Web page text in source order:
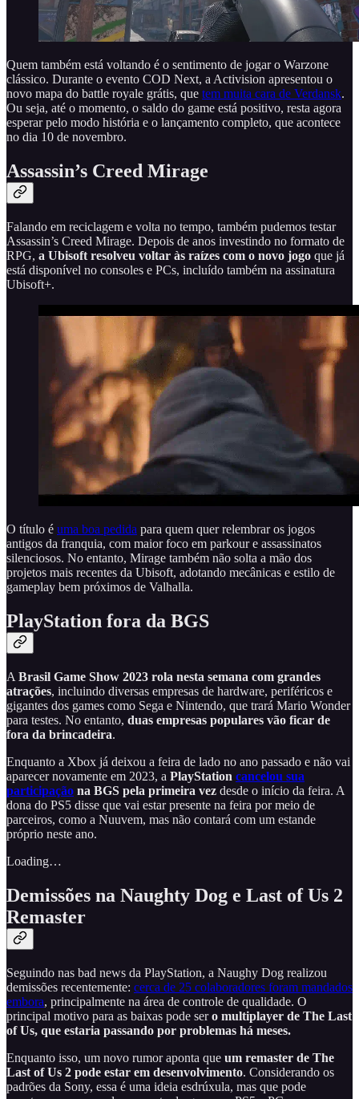
Quem também está voltando é o sentimento de jogar o Warzone
clássico. Durante o evento COD Next, a Activision apresentou o
novo mapa do battle royale grátis, que tem muita cara de Verdansk.
Ou seja, até o momento, o saldo do game está positivo, resta agora
esperar pelo modo história e o lançamento completo, que acontece
no dia 10 de novembro.
Assassin’s Creed Mirage
Falando em reciclagem e volta no tempo, também pudemos testar
Assassin’s Creed Mirage. Depois de anos investindo no formato de
RPG, a Ubisoft resolveu voltar às raízes com o novo jogo que já
está disponível no consoles e PCs, incluído também na assinatura
Ubisoft+.
O título é uma boa pedida para quem quer relembrar os jogos
antigos da franquia, com maior foco em parkour e assassinatos
silenciosos. No entanto, Mirage também não solta a mão dos
projetos mais recentes da Ubisoft, adotando mecânicas e estilo de
gameplay bem próximos de Valhalla.
PlayStation fora da BGS
A Brasil Game Show 2023 rola nesta semana com grandes
atrações, incluindo diversas empresas de hardware, periféricos e
gigantes dos games como Sega e Nintendo, que trará Mario Wonder
para testes. No entanto, duas empresas populares vão ficar de
fora da brincadeira.
Enquanto a Xbox já deixou a feira de lado no ano passado e não vai
aparecer novamente em 2023, a PlayStation cancelou sua
participação na BGS pela primeira vez desde o início da feira. A
dona do PS5 disse que vai estar presente na feira por meio de
parceiros, como a Nuuvem, mas não contará com um estande
próprio neste ano.
Loading…
Demissões na Naughty Dog e Last of Us 2
Remaster
Seguindo nas bad news da PlayStation, a Naughy Dog realizou
demissões recentemente: cerca de 25 colaboradores foram mandados
embora, principalmente na área de controle de qualidade. O
principal motivo para as baixas pode sero multiplayer de The Last
of Us, que estaria passando por problemas há meses.
Enquanto isso, um novo rumor aponta que um remaster de The
Last of Us 2 pode estar em desenvolvimento. Considerando os
padrões da Sony, essa é uma ideia esdrúxula, mas que pode